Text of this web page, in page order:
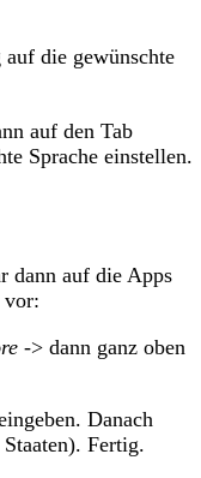
die gewünschte
auf den Tab
Sprache einstellen.
dann auf die Apps
vor:
-> dann ganz oben
Danach
Fertig.